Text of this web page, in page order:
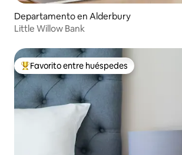
Departamento en Alderbury
Little Willow Bank
De los mejores en Favorito entre huéspedes
Favorito entre huéspedes